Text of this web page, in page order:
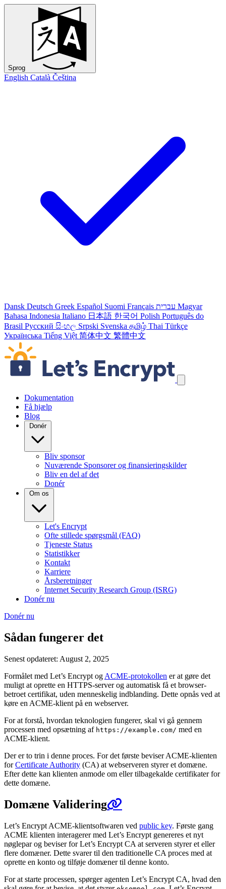
Sprog
English Català Čeština
Dansk Deutsch Greek Español Suomi Français עברית Magyar
Bahasa Indonesia Italiano 日本語 한국어 Polish Português do
Brasil Русский සිංහල Srpski Svenska தமிழ் Thai Türkçe
Українська Tiếng Việt 简体中文 繁體中文
Spring navigation links over
Dokumentation
Få hjælp
Blog
Donér
Bliv sponsor
Nuværende Sponsorer og finansieringskilder
Bliv en del af det
Donér
Om os
Let's Encrypt
Ofte stillede spørgsmål (FAQ)
Tjeneste Status
Statistikker
Kontakt
Karriere
Årsberetninger
Internet Security Research Group (ISRG)
Donér nu
Donér nu
Sådan fungerer det
Senest opdateret: August 2, 2025
Formålet med Let’s Encrypt og ACME-protokollen er at gøre det
muligt at oprette en HTTPS-server og automatisk få et browser-
betroet certifikat, uden menneskelig indblanding. Dette opnås ved at
køre en ACME-klient på en webserver.
For at forstå, hvordan teknologien fungerer, skal vi gå gennem
processen med opsætning af https://example.com/ med en
ACME-klient.
Der er to trin i denne proces. For det første beviser ACME-klienten
forCertificate Authority (CA) at webserveren styrer et domæne.
Efter dette kan klienten anmode om eller tilbagekalde certifikater for
dette domæne.
Domæne Validering
Let’s Encrypt ACME-klientsoftwaren ved public key. Første gang
ACME klienten interagerer med Let’s Encrypt genereres et nyt
nøglepar og beviser for Let’s Encrypt CA at serveren styrer et eller
flere domæner. Dette svarer til den traditionelle CA proces med at
oprette en konto og tilføje domæner til denne konto.
For at starte processen, spørger agenten Let’s Encrypt CA, hvad den